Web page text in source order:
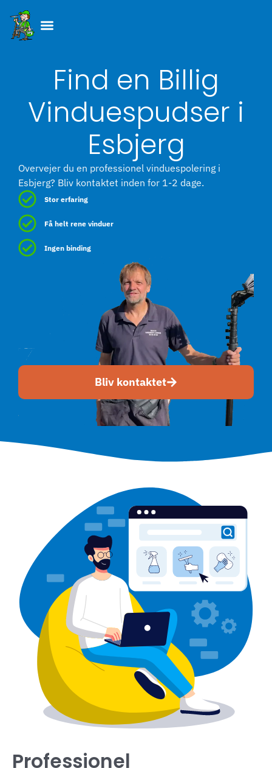
content
Find en Billig
Vinduespudser i
Esbjerg
Overvejer du en professionel vinduespolering i
Esbjerg? Bliv kontaktet inden for 1-2 dage.
Stor erfaring
Få helt rene vinduer
Ingen binding
Bliv kontaktet
Professionel